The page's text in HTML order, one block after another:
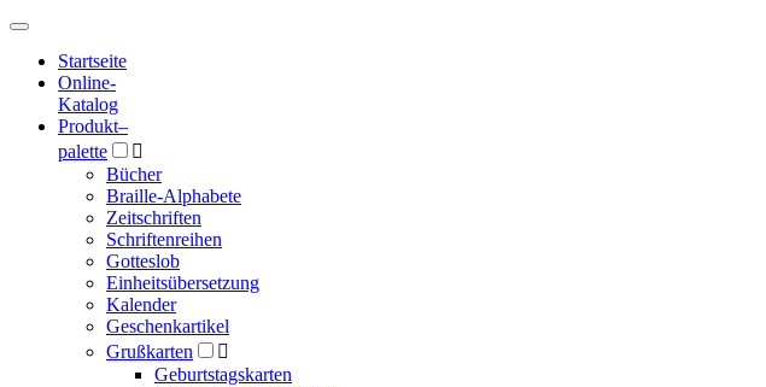
Hauptmenü
Hauptmenü
Startseite
Online-
Katalog
Produkt–
palette

Bücher
Braille-Alphabete
Zeitschriften
Schriftenreihen
Gotteslob
Einheitsübersetzung
Kalender
Geschenkartikel
Grußkarten

Geburtstagskarten